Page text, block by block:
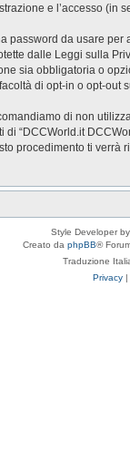
e l’accesso (in
password da usare
dalle Leggi sulla
sia obbligatoria o
di opt-in o opt-
di non
“DCCWorld.it
procedimento ti
Style Developer
Creato da phpBB®
Traduzione
Privacy |